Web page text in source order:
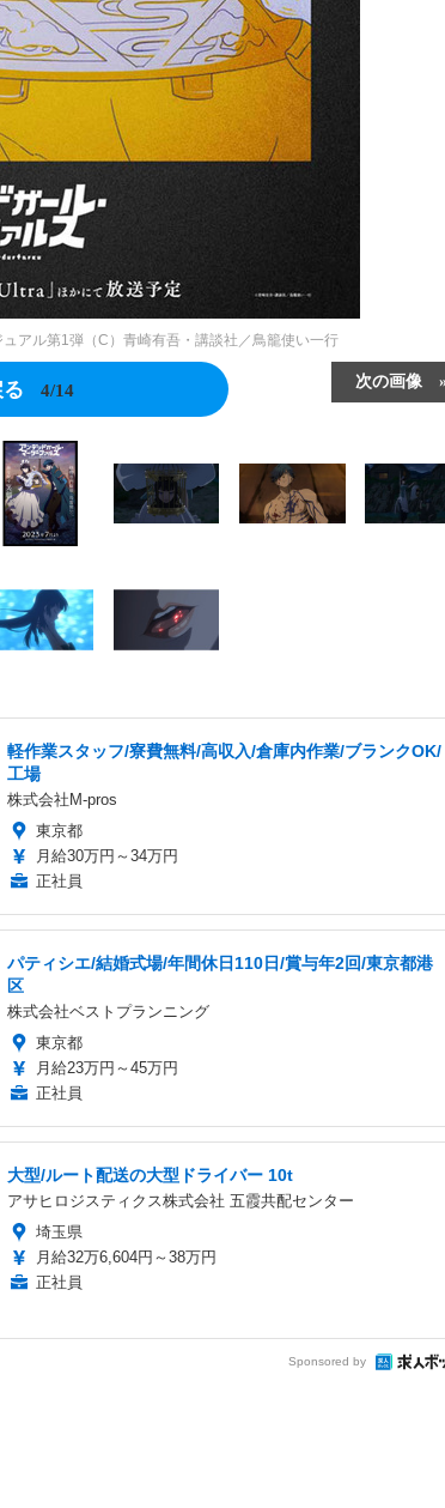
アル第1弾（C）青崎有吾・講談社／鳥籠使い一行
次の画像
4/14
軽作業スタッフ/寮費無料/高収入/倉庫内作業/ブランクOK/
工場
株式会社M-pros
東京都
月給30万円～34万円
正社員
パティシエ/結婚式場/年間休日110日/賞与年2回/東京都港
区
株式会社ベストプランニング
東京都
月給23万円～45万円
正社員
大型/ルート配送の大型ドライバー 10t
アサヒロジスティクス株式会社 五霞共配センター
埼玉県
月給32万6,604円～38万円
正社員
Sponsored by